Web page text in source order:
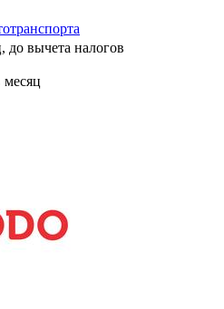
до вычета налогов